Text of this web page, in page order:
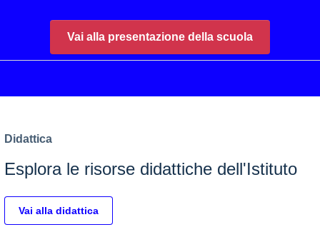
Vai alla presentazione della scuola
Didattica
Esplora le risorse didattiche dell'Istituto
Vai alla didattica